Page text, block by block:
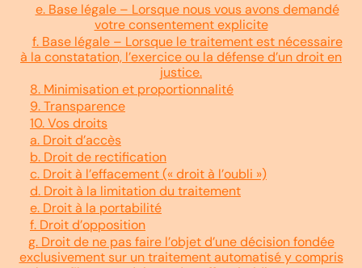
e. Base légale – Lorsque nous vous avons demandé
votre consentement explicite
f. Base légale – Lorsque le traitement est nécessaire
à la constatation, l’exercice ou la défense d’un droit en
justice.
8. Minimisation et proportionnalité
9. Transparence
10. Vos droits
a. Droit d’accès
b. Droit de rectification
c. Droit à l’effacement (« droit à l’oubli »)
d. Droit à la limitation du traitement
e. Droit à la portabilité
f. Droit d’opposition
g. Droit de ne pas faire l’objet d’une décision fondée
exclusivement sur un traitement automatisé y compris